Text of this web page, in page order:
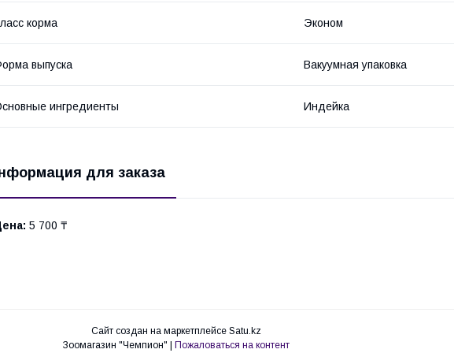
корма Эконом
выпуска Вакуумная упаковка
ингредиенты Индейка
для заказа
5 700 ₸
Сайт создан на маркетплейсе Satu.kz
Пожаловаться на контент